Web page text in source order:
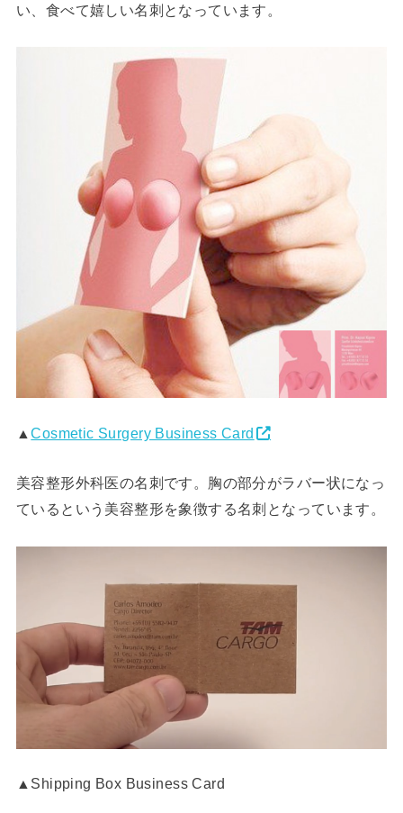
い、食べて嬉しい名刺となっています。
▲Cosmetic Surgery Business Card
美容整形外科医の名刺です。胸の部分がラバー状になっ
ているという美容整形を象徴する名刺となっています。
▲Shipping Box Business Card